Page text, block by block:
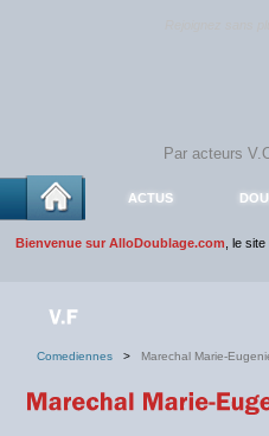
ACTUS
Bienvenue sur AlloDoublage.com , le
Comediennes > Marechal Marie-